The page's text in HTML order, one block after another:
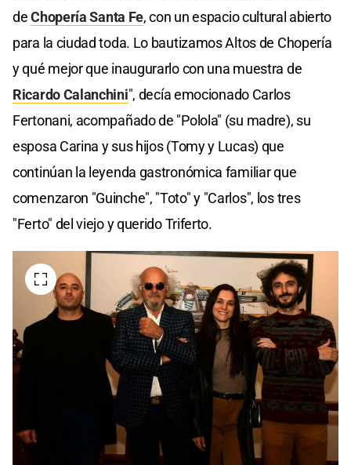
deChopería Santa Fe, con un espacio cultural abierto
para la ciudad toda. Lo bautizamos Altos de Chopería
y qué mejor que inaugurarlo con una muestra de
Ricardo Calanchini", decía emocionado Carlos
Fertonani, acompañado de "Polola" (su madre), su
esposa Carina y sus hijos (Tomy y Lucas) que
continúan la leyenda gastronómica familiar que
comenzaron "Guinche", "Toto" y "Carlos", los tres
"Ferto" del viejo y querido Triferto.